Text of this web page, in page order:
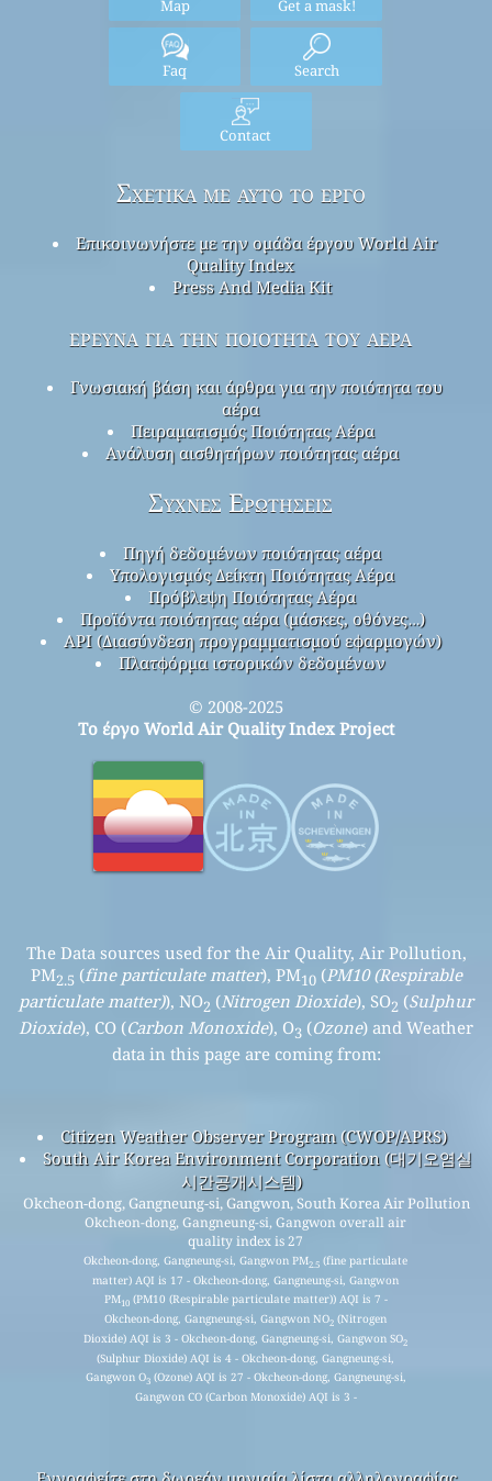
Map Get a mask!
Faq Search
Contact
Σχετικά με αυτό το έργο
Επικοινωνήστε με την ομάδα έργου World Air
Quality Index
Press And Media Kit
έρευνα για την ποιότητα του αέρα
Γνωσιακή βάση και άρθρα για την ποιότητα του
αέρα
Πειραματισμός Ποιότητας Αέρα
Ανάλυση αισθητήρων ποιότητας αέρα
Συχνές Ερωτήσεις
Πηγή δεδομένων ποιότητας αέρα
Υπολογισμός Δείκτη Ποιότητας Αέρα
Πρόβλεψη Ποιότητας Αέρα
Προϊόντα ποιότητας αέρα (μάσκες, οθόνες…)
API (Διασύνδεση προγραμματισμού εφαρμογών)
Πλατφόρμα ιστορικών δεδομένων
© 2008-2025
Το έργο World Air Quality Index Project
The Data sources used for the Air Quality, Air Pollution,
PM2.5 (fine particulate matter), PM10(PM10 (Respirable
particulate matter)), NO2 (Nitrogen Dioxide), SO2 (Sulphur
Dioxide), CO (Carbon Monoxide), O3 (Ozone) and Weather
data in this page are coming from:
Citizen Weather Observer Program (CWOP/APRS)
South Air Korea Environment Corporation (대기오염실
시간공개시스템)
Okcheon-dong, Gangneung-si, Gangwon, South Korea Air Pollution
Okcheon-dong, Gangneung-si, Gangwon overall air
quality index is 27
Okcheon-dong, Gangneung-si, Gangwon PM2.5 (fine particulate
matter) AQI is 17 - Okcheon-dong, Gangneung-si, Gangwon
PM10(PM10 (Respirable particulate matter)) AQI is 7 -
Okcheon-dong, Gangneung-si, Gangwon NO2 (Nitrogen
Dioxide) AQI is 3 - Okcheon-dong, Gangneung-si, Gangwon SO2
(Sulphur Dioxide) AQI is 4 - Okcheon-dong, Gangneung-si,
Gangwon O3(Ozone) AQI is 27 - Okcheon-dong, Gangneung-si,
Gangwon CO (Carbon Monoxide) AQI is 3 -